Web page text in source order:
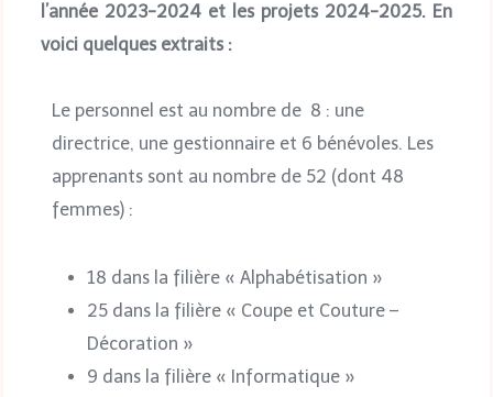
l’année 2023-2024 et les projets 2024-2025. En
voici quelques extraits :
Le personnel est au nombre de 8 : une
directrice, une gestionnaire et 6 bénévoles. Les
apprenants sont au nombre de 52 (dont 48
femmes) :
18 dans la filière « Alphabétisation »
25 dans la filière « Coupe et Couture –
Décoration »
9 dans la filière « Informatique »